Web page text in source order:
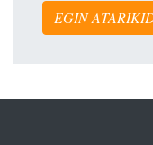
EGIN